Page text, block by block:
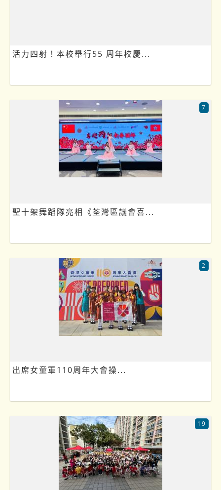
活力四射！本校舉行55 周年校慶...
聖十架舞蹈隊亮相《荃灣區議會喜...
7
出席女童軍110周年大會操...
2
19